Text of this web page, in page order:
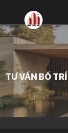
nội
dung
TƯ VẤN BỐ